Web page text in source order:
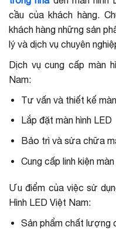
cầu của khách hàng.
khách hàng những sản
lý và dịch vụ chuyên
Dịch vụ cung cấp màn
Nam:
Tư vấn và thiết kế
Lắp đặt màn hình LED
Bảo trì và sửa chữa
Cung cấp linh kiện màn
Ưu điểm của việc sử
Hình LED Việt Nam:
Sản phẩm chất lượng